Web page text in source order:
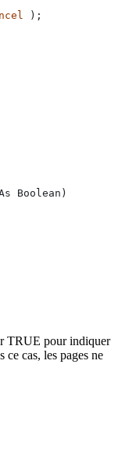
);
Boolean )
TRUE pour indiquer
ce cas, les pages ne